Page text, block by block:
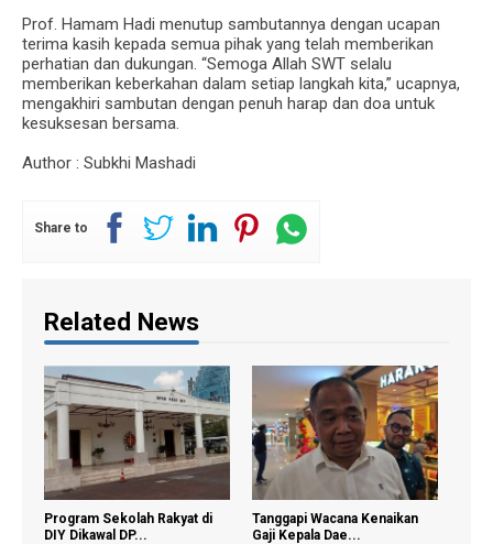
Prof. Hamam Hadi menutup sambutannya dengan ucapan
terima kasih kepada semua pihak yang telah memberikan
perhatian dan dukungan. “Semoga Allah SWT selalu
memberikan keberkahan dalam setiap langkah kita,” ucapnya,
mengakhiri sambutan dengan penuh harap dan doa untuk
kesuksesan bersama.
Author : Subkhi Mashadi
Share to
Related News
Tanggapi Wacana Kenaikan
Gaji Kepala Dae...
BPS: Deflasi Yogyakarta Juli
2026 Tertah...